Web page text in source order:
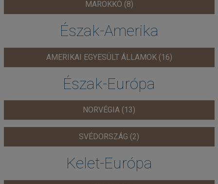
MAROKKÓ (8)
Észak-Amerika
AMERIKAI EGYESÜLT ÁLLAMOK (16)
Észak-Európa
NORVÉGIA (13)
SVÉDORSZÁG (2)
Kelet-Európa